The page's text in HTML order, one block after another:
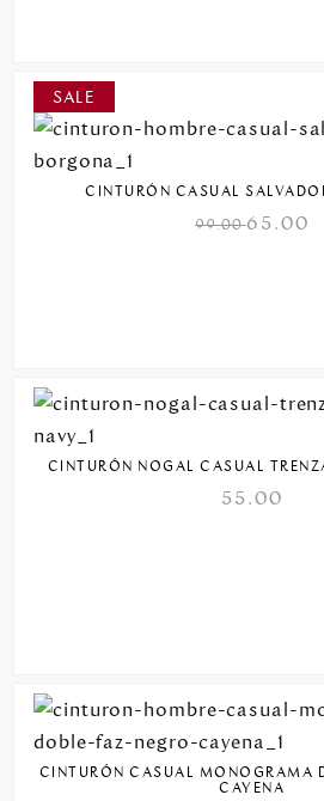
CINTURÓN CASUAL
99.0065.00
CINTURÓN NOGAL CASUAL
55.00
CINTURÓN CASUAL MONOGRAMA
CAYENA